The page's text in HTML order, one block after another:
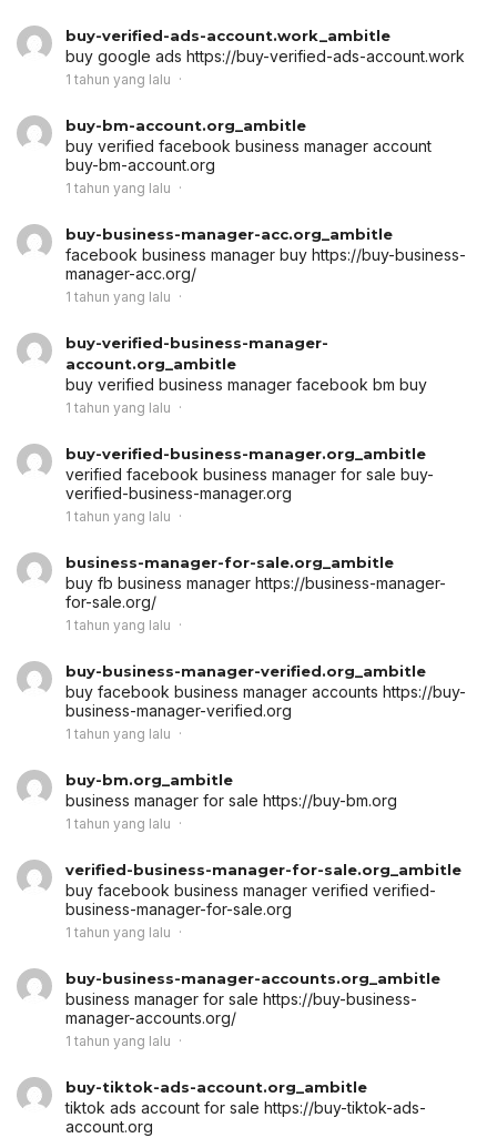
buy-verified-ads-account.work_ambitle
buy google ads https://buy-verified-ads-account.work
1 tahun yang lalu
buy-bm-account.org_ambitle
buy verified facebook business manager account
buy-bm-account.org
1 tahun yang lalu
buy-business-manager-acc.org_ambitle
facebook business manager buy https://buy-business-
manager-acc.org/
1 tahun yang lalu
buy-verified-business-manager-
account.org_ambitle
buy verified business manager facebook bm buy
1 tahun yang lalu
buy-verified-business-manager.org_ambitle
verified facebook business manager for sale buy-
verified-business-manager.org
1 tahun yang lalu
business-manager-for-sale.org_ambitle
buy fb business manager https://business-manager-
for-sale.org/
1 tahun yang lalu
buy-business-manager-verified.org_ambitle
buy facebook business manager accounts https://buy-
business-manager-verified.org
1 tahun yang lalu
buy-bm.org_ambitle
business manager for sale https://buy-bm.org
1 tahun yang lalu
verified-business-manager-for-sale.org_ambitle
buy facebook business manager verified verified-
business-manager-for-sale.org
1 tahun yang lalu
buy-business-manager-accounts.org_ambitle
business manager for sale https://buy-business-
manager-accounts.org/
1 tahun yang lalu
buy-tiktok-ads-account.org_ambitle
tiktok ads account for sale https://buy-tiktok-ads-
account.org